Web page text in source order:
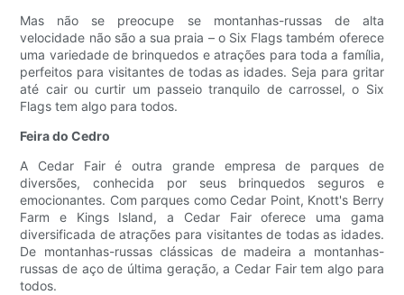
Mas não se preocupe se montanhas-russas de alta
velocidade não são a sua praia – o Six Flags também oferece
uma variedade de brinquedos e atrações para toda a família,
perfeitos para visitantes de todas as idades. Seja para gritar
até cair ou curtir um passeio tranquilo de carrossel, o Six
Flags tem algo para todos.
Feira do Cedro
A Cedar Fair é outra grande empresa de parques de
diversões, conhecida por seus brinquedos seguros e
emocionantes. Com parques como Cedar Point, Knott's Berry
Farm e Kings Island, a Cedar Fair oferece uma gama
diversificada de atrações para visitantes de todas as idades.
De montanhas-russas clássicas de madeira a montanhas-
russas de aço de última geração, a Cedar Fair tem algo para
todos.